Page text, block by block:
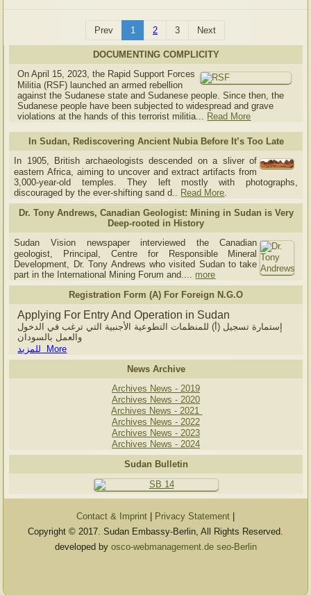
Prev 1 2 3 Next
DOCUMENTING COMPLICITY
On April 15, 2023, the Rapid Support Forces
Militia (RSF) launched an armed rebellion
against the Sudanese state and Sudanese people. Since then, the
Sudanese people have been subjected to widespread and grave
violations at the hands of this terrorist militia... Read More
In Sudan, Rediscovering Ancient Nubia Before It’s Too Late
In 1905, British archaeologists descended on a sliver of
eastern Africa, aiming to uncover and extract artifacts from
3,000-year-old temples. They left mostly with photographs,
discouraged by the ever-shifting sand d.. Read More.
Dr. Tony Andrews, Canadian Geologist: Mining in Sudan is Very
Deep-rooted in History
Sudan Vision newspaper interviewed the Canadian
geologist, Principal, Centre for Responsible Mineral
Development, Dr. Tony Andrews who visited Sudan to take
part in the International Mining Forum and.... more
Registration Form (A) For Foreign N.G.O
Applying For Entry And Operation in Sudan
إستمارة تسجيل (أ) للمنظمات التطوعية الأجنبية التي ترغب في الدخول
والعمل بالسودان
للمزيد More
News Archive
Archives News - 2019
Archives News - 2020
Archives News - 2021
Archives News - 2022
Archives News - 2023
Archives News - 2024
Sudan Bulletin
Contact & Imprint Privacy Statement
Copyright © 2017. Sudan Embassy-Berlin, All Rights Reserved.
developed by osco-webmanagement.de seo-Berlin